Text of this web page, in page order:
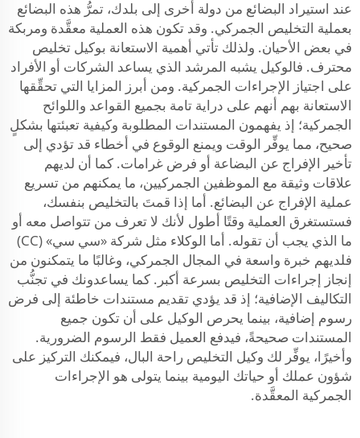
عند استيراد البضائع من دولة أخرى إلى بلدك، تمرُّ هذه البضائع
بعملية التخليص الجمركي. وقد تكون هذه العملية معقَّدة ومربكة
في بعض الأحيان. ولذلك تأتي أهمية الاستعانة بوكيل تخليص
محترف. فالوكيل يشبه المرشد الذي يساعد الشركات أو الأفراد
على اجتياز الإجراءات الجمركية. ومن أبرز المزايا التي تحقِّقها
الاستعانة بهم أنهم على دراية تامة بجميع القواعد واللوائح
الجمركية؛ إذ يفهمون المستندات المطلوبة وكيفية تعبئتها بشكلٍ
صحيح، مما يوفِّر الوقت ويمنع الوقوع في أخطاء قد تؤدي إلى
تأخير الإفراج عن البضاعة أو فرض غرامات. كما أن لديهم
علاقات وثيقة مع الموظفين الجمركيين، ما يمكنهم من تسريع
عملية الإفراج عن البضائع. أما إذا قمتَ بالتخليص بنفسك،
فستستغرق العملية وقتًا أطول لأنك لا تعرف من تتواصل معه أو
ما الذي يجب أن تقوله. أما الوكلاء مثل شركة «سي سي» (CC)
فلديهم خبرة واسعة في المجال الجمركي، وغالبًا ما يتمكنون من
إنجاز إجراءات التخليص بسرعة أكبر. كما يساعدونك في تجنُّب
التكاليف الإضافية؛ إذ قد يؤدي تقديم مستندات خاطئة إلى فرض
رسوم إضافية، بينما يحرص الوكيل على أن تكون جميع
المستندات صحيحةً، فيدفع العميل فقط الرسوم الضرورية.
وأخيرًا، يوفِّر لك وكيل التخليص راحة البال، فيمكنك التركيز على
شؤون عملك أو حياتك اليومية بينما يتولى هو الإجراءات
الجمركية المعقَّدة.